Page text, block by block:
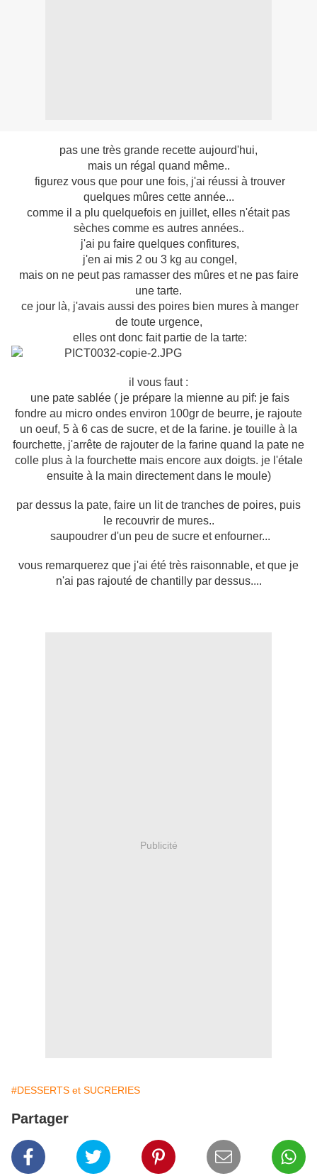
pas une très grande recette aujourd'hui,
mais un régal quand même..
figurez vous que pour une fois, j'ai réussi à trouver
quelques mûres cette année...
comme il a plu quelquefois en juillet, elles n'était pas
sèches comme es autres années..
j'ai pu faire quelques confitures,
j'en ai mis 2 ou 3 kg au congel,
mais on ne peut pas ramasser des mûres et ne pas faire
une tarte.
ce jour là, j'avais aussi des poires bien mures à manger
de toute urgence,
elles ont donc fait partie de la tarte:
il vous faut :
une pate sablée ( je prépare la mienne au pif: je fais
fondre au micro ondes environ 100gr de beurre, je rajoute
un oeuf, 5 à 6 cas de sucre, et de la farine. je touille à la
fourchette, j'arrête de rajouter de la farine quand la pate ne
colle plus à la fourchette mais encore aux doigts. je l'étale
ensuite à la main directement dans le moule)
par dessus la pate, faire un lit de tranches de poires, puis
le recouvrir de mures..
saupoudrer d'un peu de sucre et enfourner...
vous remarquerez que j'ai été très raisonnable, et que je
n'ai pas rajouté de chantilly par dessus....
Publicité
#DESSERTS et SUCRERIES
Partager